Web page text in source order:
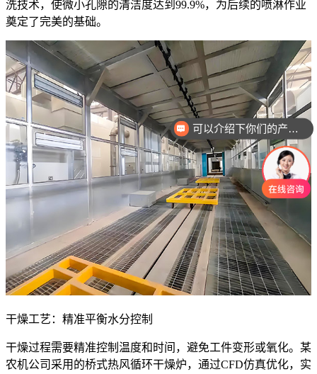
洗技术，使微小孔隙的清洁度达到99.9%，为后续的喷淋作业
奠定了完美的基础。
干燥工艺：精准平衡水分控制
干燥过程需要精准控制温度和时间，避免工件变形或氧化。某
农机公司采用的桥式热风循环干燥炉，通过CFD仿真优化，实
可以介绍下你们的产品么